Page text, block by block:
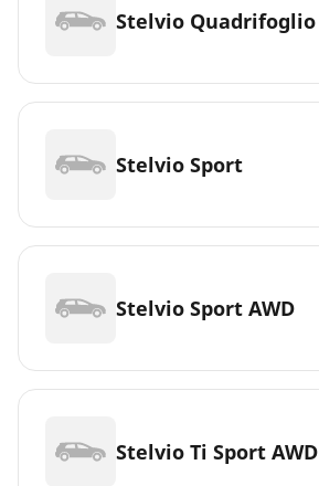
Stelvio Quadrifoglio
Stelvio Sport
Stelvio Sport AWD
Stelvio Ti Sport AWD